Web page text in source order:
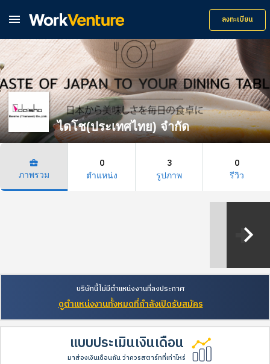
 ลงทะเบียน
ไดโช(ประเทศไทย) จำกัด
business_center
ภาพรวม
0
ตำแหน่ง
3
รูปภาพ
0
รีวิว
keyboard_arrow_right
บริษัทนี้ไม่มีตำแหน่งงานที่ลงประกาศ
ดูตำแหน่งงานทั้งหมดที่กำลังเปิดรับสมัคร
แบบประเมินเงินเดือน
มาส่องเงินเดือนกัน ว่าควรสตาร์ทที่เท่าไหร่